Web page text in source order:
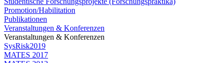
Promotion/Habilitation
Publikationen
Veranstaltungen & Konferenzen
Veranstaltungen & Konferenzen
SysRisk2019
MATES 2017